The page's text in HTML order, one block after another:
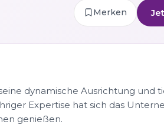
Merken
dynamische Ausrichtung und
Expertise hat sich das
genießen.